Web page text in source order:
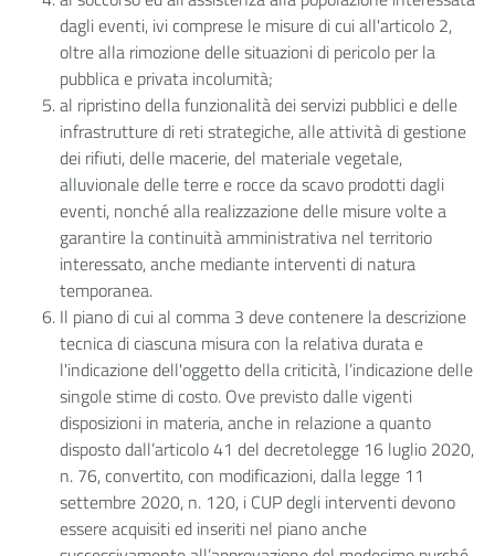
dagli eventi, ivi comprese le misure di cui all'articolo 2,
oltre alla rimozione delle situazioni di pericolo per la
pubblica e privata incolumità;
al ripristino della funzionalità dei servizi pubblici e delle
infrastrutture di reti strategiche, alle attività di gestione
dei rifiuti, delle macerie, del materiale vegetale,
alluvionale delle terre e rocce da scavo prodotti dagli
eventi, nonché alla realizzazione delle misure volte a
garantire la continuità amministrativa nel territorio
interessato, anche mediante interventi di natura
temporanea.
Il piano di cui al comma 3 deve contenere la descrizione
tecnica di ciascuna misura con la relativa durata e
l'indicazione dell'oggetto della criticità, l’indicazione delle
singole stime di costo. Ove previsto dalle vigenti
disposizioni in materia, anche in relazione a quanto
disposto dall’articolo 41 del decretolegge 16 luglio 2020,
n. 76, convertito, con modificazioni, dalla legge 11
settembre 2020, n. 120, i CUP degli interventi devono
essere acquisiti ed inseriti nel piano anche